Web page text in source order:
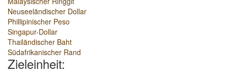
Neuseeländischer Dollar
Phillipinischer Peso
Singapur-Dollar
Thailändischer Baht
Südafrikanischer Rand
Zieleinheit: